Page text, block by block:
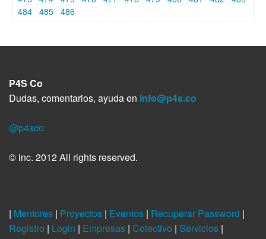
484 485 486
P4S Co
Dudas, comentarios, ayuda en info@p4s.co
@p4sco
© inc. 2012 All rights reserved.
| Mentores | Proyectos | Eventos | Recuperar Password |
Registro | Login | Empresas | Colectivo | Servicios |